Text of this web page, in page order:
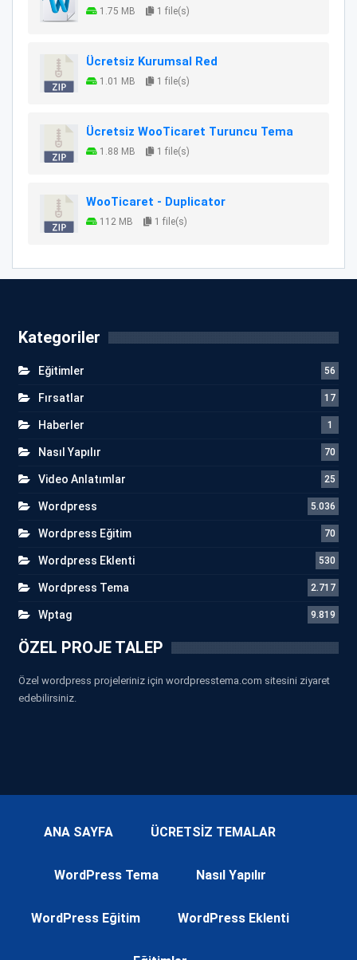
1.75 MB 1 file(s)
Ücretsiz Kurumsal Red
1.01 MB 1 file(s)
Ücretsiz WooTicaret Turuncu Tema
1.88 MB 1 file(s)
WooTicaret - Duplicator
112 MB 1 file(s)
Kategoriler
Eğitimler 56
Fırsatlar 17
Haberler 1
Nasıl Yapılır 70
Video Anlatımlar 25
Wordpress 5.036
Wordpress Eğitim 70
Wordpress Eklenti 530
Wordpress Tema 2.717
Wptag 9.819
ÖZEL PROJE TALEP
Özel wordpress projeleriniz için wordpresstema.com sitesini ziyaret
edebilirsiniz.
ANA SAYFA ÜCRETSİZ TEMALAR
WordPress Tema Nasıl Yapılır
WordPress Eğitim WordPress Eklenti